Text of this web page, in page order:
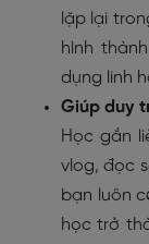
lặp lại
hình
dụng linh
Giúp duy
Học gắn
vlog, đọc
bạn luôn
học trở